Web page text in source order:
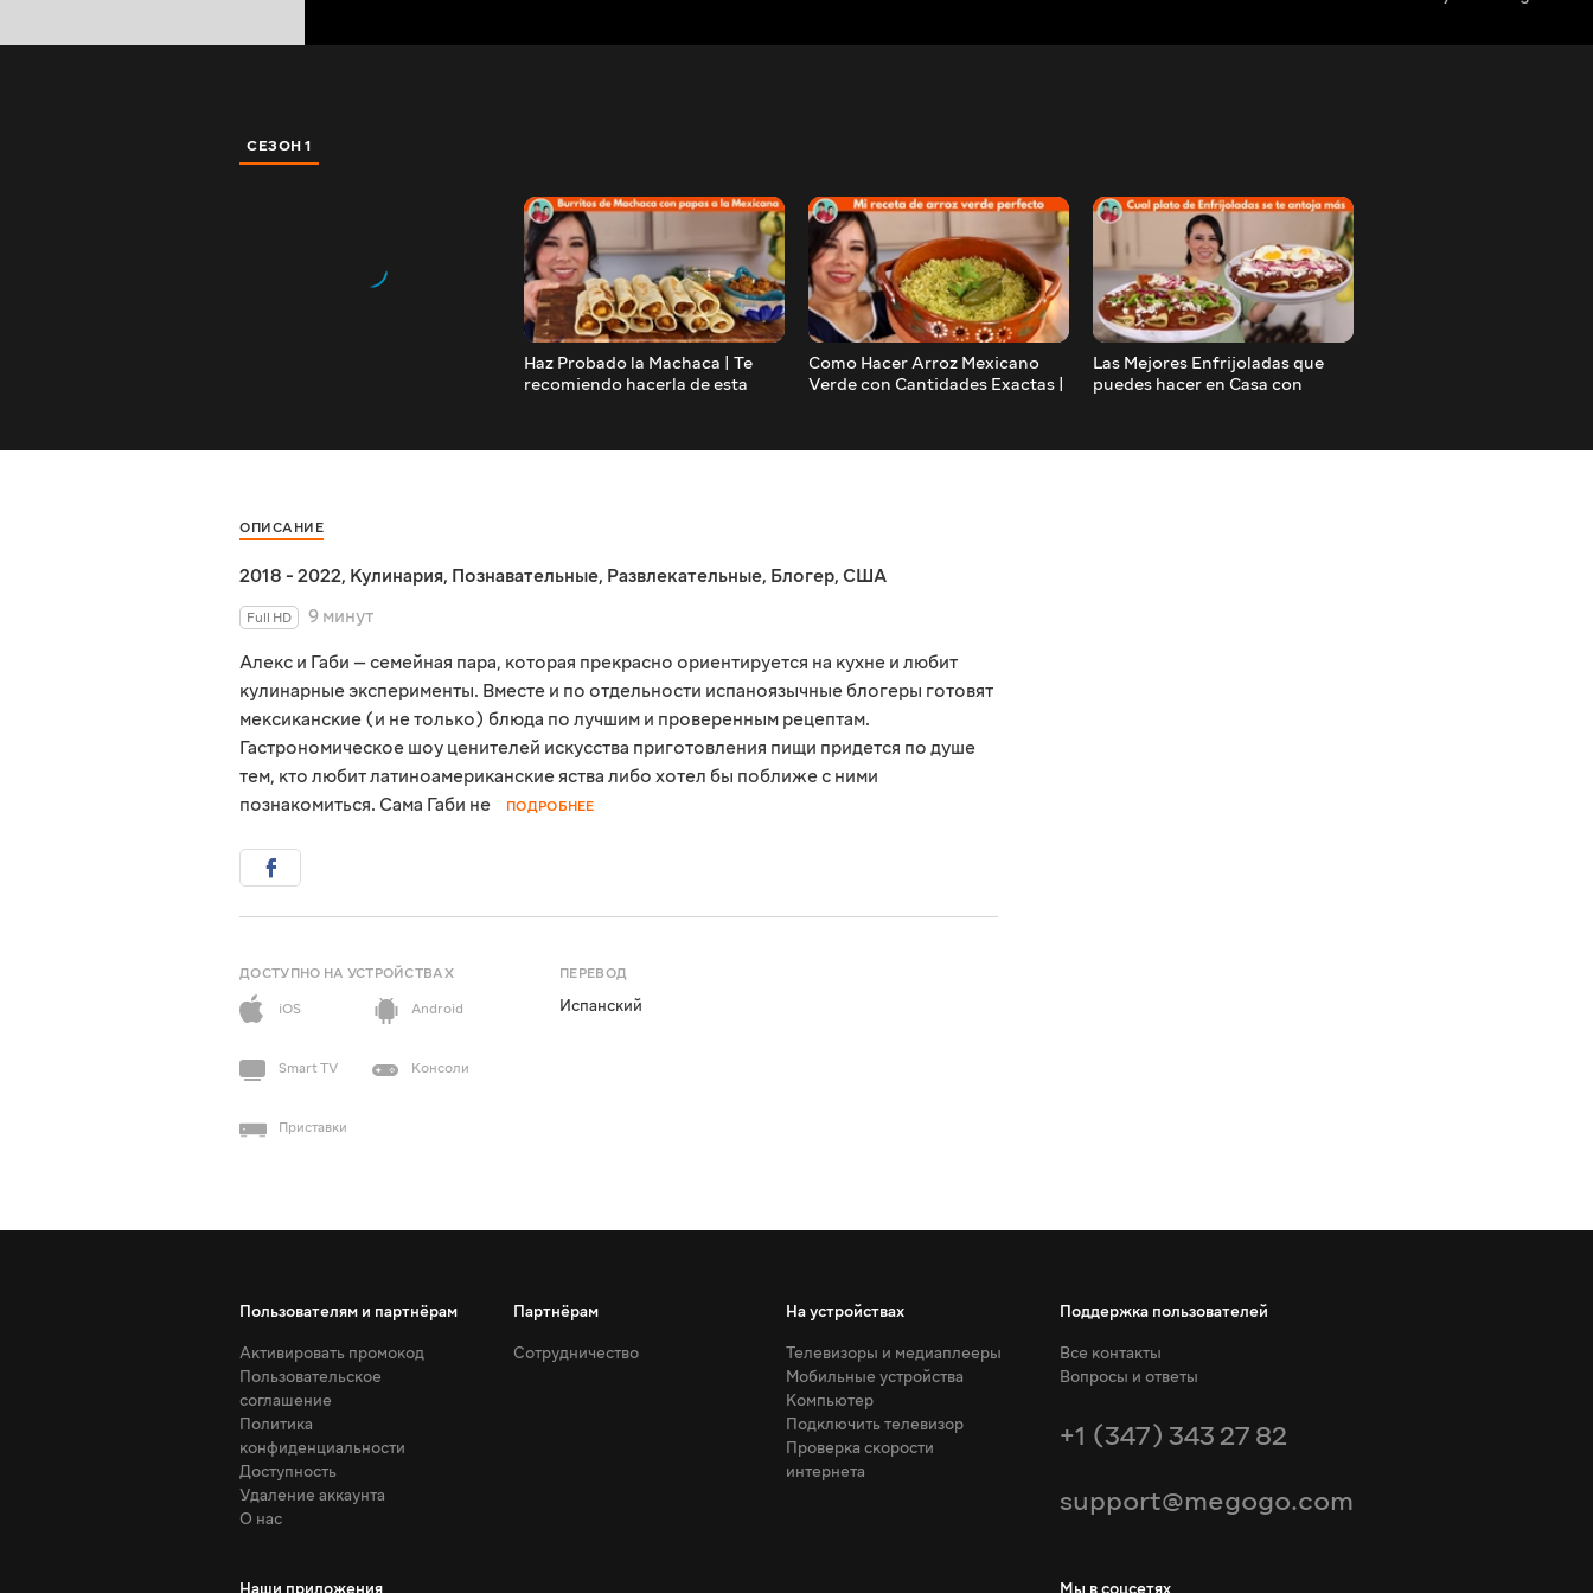
СЕЗОН 1
Haz Probado la Machaca | Te
recomiendo hacerla de esta
Como Hacer Arroz Mexicano
Verde con Cantidades Exactas |
Las Mejores Enfrijoladas que
puedes hacer en Casa con
ОПИСАНИЕ
2018 - 2022, Кулинария, Познавательные, Развлекательные, Блогер, США
Full HD
9 минут
Алекс и Габи — семейная пара, которая прекрасно ориентируется на кухне и любит
кулинарные эксперименты. Вместе и по отдельности испаноязычные блогеры готовят
мексиканские (и не только) блюда по лучшим и проверенным рецептам.
Гастрономическое шоу ценителей искусства приготовления пищи придется по душе
тем, кто любит латиноамериканские яства либо хотел бы поближе с ними
познакомиться. Сама Габи не
ПОДРОБНЕЕ
ДОСТУПНО НА УСТРОЙСТВАХ
iOS
Android
Smart TV Консоли
Приставки
ПЕРЕВОД
Испанский
Пользователям и партнёрам
Активировать промокод
Пользовательское
соглашение
Политика
конфиденциальности
Доступность
Удаление аккаунта
О нас
Партнёрам
Сотрудничество
На устройствах
Телевизоры и медиаплееры
Мобильные устройства
Компьютер
Подключить телевизор
Проверка скорости
интернета
Поддержка пользователей
Все контакты
Вопросы и ответы
+1 (347) 343 27 82
support@megogo.com